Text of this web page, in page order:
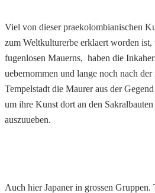
Viel von dieser praekolombianischen
zum Weltkulturerbe erklaert worden
fugenlosen Mauerns, haben die
uebernommen und lange noch nach der
Tempelstadt die Maurer aus der
um ihre Kunst dort an den Sakralbauten
auszuueben.
Auch hier Japaner in grossen